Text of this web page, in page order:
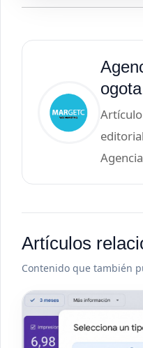
ogota
Artículos
Contenido que también